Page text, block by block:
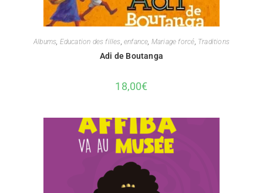
Albums Education des filles ,enfance Mariage forcé Traditions
Adi de Boutanga
18,00€